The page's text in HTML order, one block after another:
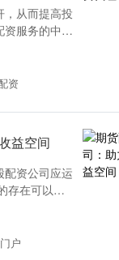
，从而提高投
资服务的中间
资
益空间
配资公司应运
存在可以让
户